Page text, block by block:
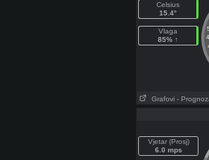
Celsius
15.4°
Vlaga
85% ↑
Grafovi -
Vjetar (Prosj)
6.0 mps